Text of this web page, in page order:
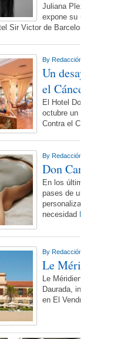
Juliana Plexxo, artista
expone su última
Sir Victor de Barcelona.
By Redacción NdL
Un desayuno
el Cáncer de
El Hotel Don Carlos
octubre un desayuno
Contra el Cáncer
By Redacción NdL
Don Carlos
En los últimos años
pases de un sólo día
personalizadas,
necesidad
By Redacción NdL
Le Méridien Ra
Le Méridien Ra Hotel
Daurada, invita a
en El Vendrell. El